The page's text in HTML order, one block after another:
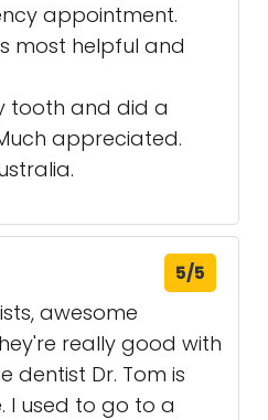
appointment.
most helpful and
tooth and did a
appreciated.
5/5
awesome
really good with
dentist Dr. Tom is
I used to go to a